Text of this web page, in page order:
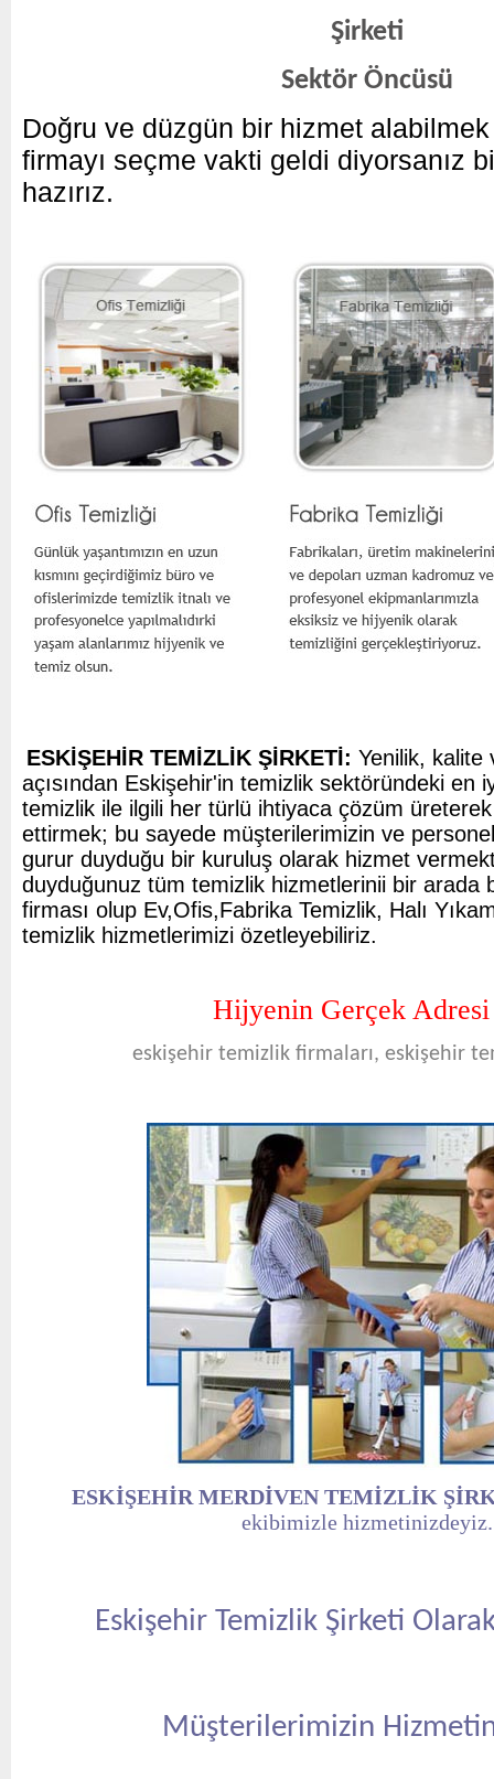
Şirketi
Sektör Öncüsü
Doğru ve düzgün bir hizmet
firmayı seçme vakti geldi diyorsanız
hazırız.
ESKİŞEHİR TEMİZLİK ŞİRKETİ: Yenilik, kalite
açısından Eskişehir'in temizlik sektöründeki en
temizlik ile ilgili her türlü ihtiyaca çözüm
ettirmek; bu sayede müşterilerimizin ve
gurur duyduğu bir kuruluş olarak hizmet
duyduğunuz tüm temizlik hizmetlerinii bir arada
firması olup Ev,Ofis,Fabrika Temizlik, Halı
temizlik hizmetlerimizi özetleyebiliriz.
Hijyenin Gerçek
eskişehir temizlik firmaları, eskişehir
ESKİŞEHİR MERDİVEN TEMİZLİK
ekibimizle hizmetinizdeyiz.
Eskişehir Temizlik Şirketi
Müşterilerimizin